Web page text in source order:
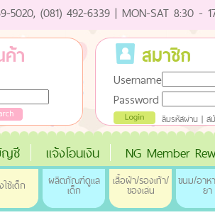
5020, (081) 492-6339 | MON-SAT 8:30 -
า สมาชิก
Username
Password
ลืมรหัสผ่าน | ส
ญชี แจ้งโอนเงิน NG Member
ช้เด็ก ผลิตภัณฑ์ดูแล
เด็ก
เสื้อผ้า/รองเท้า/
ของเล่น
ขนม/อาห
ยา